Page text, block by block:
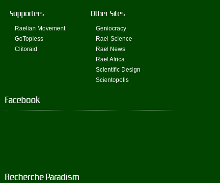
Supporters
Raelian Movement
GoTopless
Clitoraid
Other Sites
Geniocracy
Rael-Science
Rael News
Rael Africa
Scientific Design
Scientopolis
Facebook
Recherche Paradism